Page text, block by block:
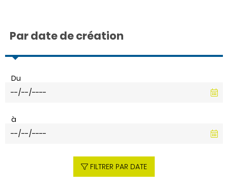
Par date de création
Du
à
FILTRER PAR DATE